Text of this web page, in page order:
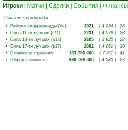
Игроки Матчи Сделки События Финансы
Показатели команды:
• Рейтинг силы команды (Vs): 2021 ( 4 034 28
• Сила 11-ти лучших (s11): 2231 ( 4 078 28
• Сила 14-ти лучших (s14): 2605 ( 3 925 28
• Сила 17-ти лучших (s17): 2882 ( 4 061 30
• Стоимость строений: 133 750 000 ( 7 511 41
• Общая стоимость: 699 169 000 ( 4 583 27